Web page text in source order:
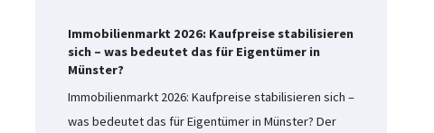
Immobilienmarkt 2026: Kaufpreise stabilisieren
sich – was bedeutet das für Eigentümer in
Münster?
Immobilienmarkt 2026: Kaufpreise stabilisieren sich –
was bedeutet das für Eigentümer in Münster? Der